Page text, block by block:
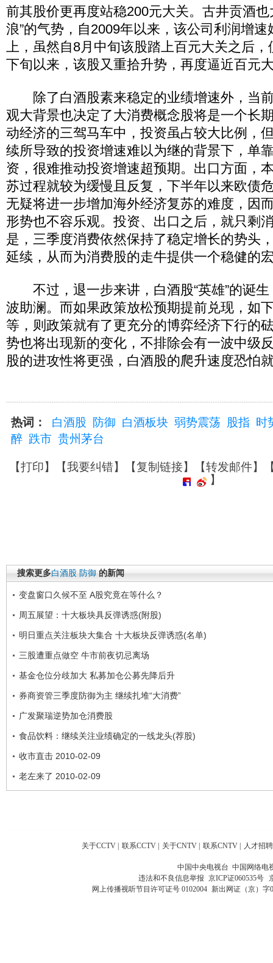
前其股价更再度站稳200元大关。古井贡酒也
浪”的气势，自2009年以来，该公司利润增
上，虽然自8月中旬该股踏上百元大关之后
下旬以来，该股又重拾升势，再度逼近百元
除了白酒股素来稳定的业绩增速外，当
观大背景也决定了大消费概念股将是一个长
动经济的三驾马车中，投资虽占较大比例，
续所导致的投资增速难以为继的背景下，单
资，很难推动投资增速超预期。出口方面，
苏过程就较为缓慢且反复，下半年以来欧债
无疑将进一步增加海外经济复苏的难度，因
形势也不容乐观。投资、出口之后，就只剩
是，三季度消费依然保持了稳定增长的势头
延续，从而为消费股的走牛提供一个稳健的
不过，退一步来讲，白酒股“英雄”的诞生
波助澜。而如果政策放松预期提前兑现，如
等，则政策就有了更充分的博弈经济下行的
势也将出现新的变化，不排除会有一波中级
股的进攻性将更强，白酒股的爬升速度恐怕
热词： 白酒股 防御 白酒板块 弱势震荡 股指
时
醉 跌市 贵州茅台
【打印】【我要纠错】【复制链接】【转发邮件】
】
搜索更多白酒股 防御 的新闻
变盘窗口久候不至 A股究竟在等什么？
周五展望：十大板块具反弹诱惑(附股)
明日重点关注板块大集合 十大板块反弹诱惑(名单)
三股遭重点做空 牛市前夜切忌离场
基金仓位分歧加大 私募加仓公募先降后升
券商资管三季度防御为主 继续扎堆“大消费”
广发聚瑞逆势加仓消费股
食品饮料：继续关注业绩确定的一线龙头(荐股)
收市直击 2010-02-09
老左来了 2010-02-09
关于CCTV 联系CCTV 关于CNTV 联系CNTV 人才招聘
中国中央电视台 中国网络电
违法和不良信息举报 京ICP证060535号
网上传播视听节目许可证号 0102004 新出网证（京）